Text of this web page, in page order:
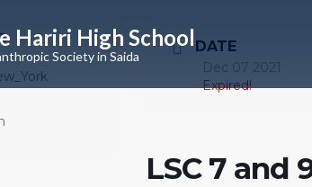
Hariri High School
Society in Saida
DATE
Dec 07 2021
Expired!
LSC 7 and